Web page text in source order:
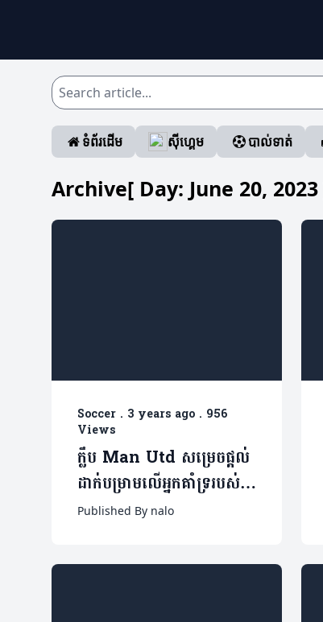
ទំព័រដើម ស៊ីហ្គេម បាល់ទាត់
Archive[ Day: June 20, 2023
Soccer . 3 years ago . 956
Views
ក្លឹប Man Utd សម្រេចផ្តល់
ដាក់បម្រាមលើអ្នកគាំទ្ររបស់
ខ្លួនម្នាក់ដោយមិនមានពេល
Published By nalo